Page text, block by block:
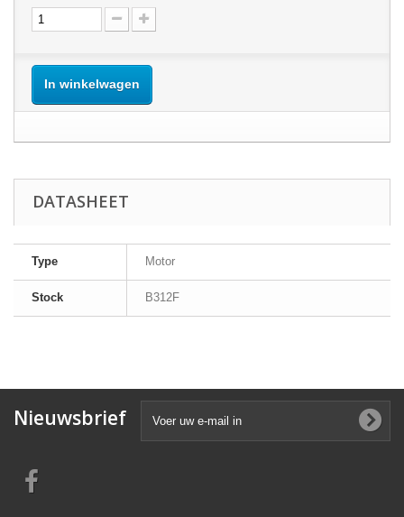
In winkelwagen
DATASHEET
Type Motor
Stock B312F
Nieuwsbrief